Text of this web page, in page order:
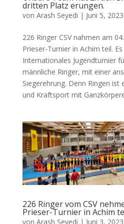
dritten Platz erungen.
von Arash Seyedi | Juni 5, 2023
226 Ringer CSV nahmen am
Prieser-Turnier in Achim teil.
Internationales Jugendturnier
männliche Ringer, mit einer
Siegerehrung. Denn Ringen ist
und Kraftsport mit
226 Ringer vom CSV
Prieser-Turnier in Achim
von Arash Seyedi | Juni 3, 2023